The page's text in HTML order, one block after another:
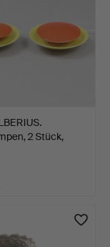
2 Stück,